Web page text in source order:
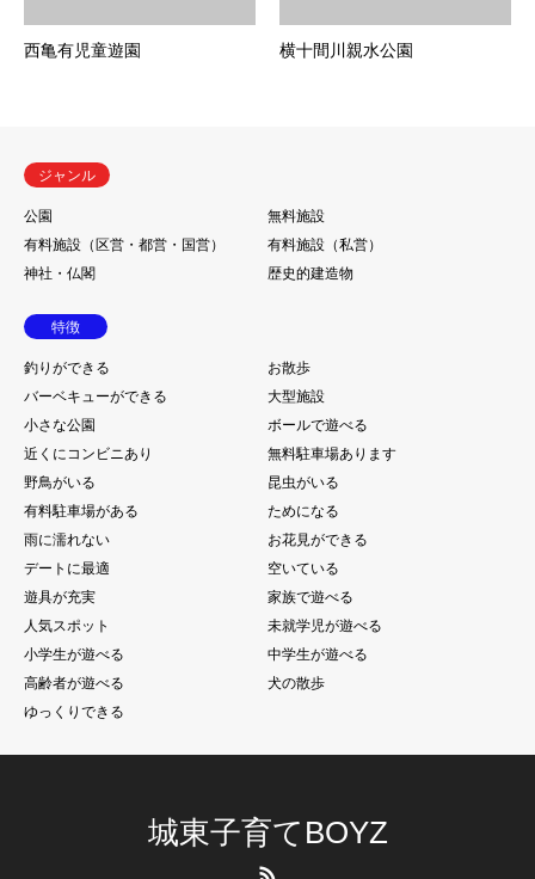
西亀有児童遊園 横十間川親水公園
ジャンル
公園
無料施設
有料施設（区営・都営・国営）
有料施設（私営）
神社・仏閣
歴史的建造物
特徴
釣りができる
お散歩
バーベキューができる
大型施設
小さな公園
ボールで遊べる
近くにコンビニあり
無料駐車場あります
野鳥がいる
昆虫がいる
有料駐車場がある
ためになる
雨に濡れない
お花見ができる
デートに最適
空いている
遊具が充実
家族で遊べる
人気スポット
未就学児が遊べる
小学生が遊べる
中学生が遊べる
高齢者が遊べる
犬の散歩
ゆっくりできる
城東子育てBOYZ